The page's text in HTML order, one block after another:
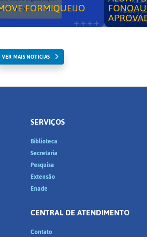
FORMIQUEIJO
VER MAIS NOTICIAS
SERVIÇOS
Biblioteca
Secretaria
Pesquisa
Extensão
Enade
CENTRAL DE ATENDIMENTO
Contato